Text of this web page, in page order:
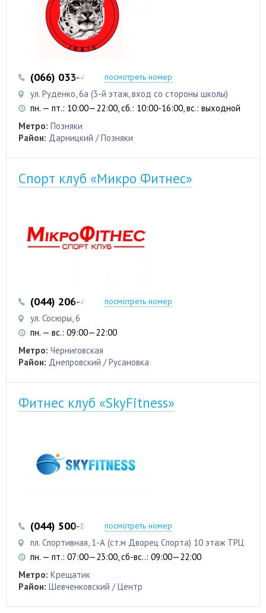
(066) 033-44-72 (073) 074-06-88
посмотреть номер
ул. Руденко, 6а (3-й этаж, вход со стороны школы)
пн. — пт.: 10:00—22:00, сб.: 10:00-16:00, вс.: выходной
Метро: Позняки
Район: Дарницкий / Позняки
Спорт клуб «Микро Фитнес»
(044) 206-45-00 (099) 735-08-49
посмотреть номер
ул. Сосюры, 6
пн. — вс.: 09:00—22:00
Метро: Черниговская
Район: Днепровский / Русановка
Фитнес клуб «SkyFitness»
(044) 500-83-38 (050) 337-88-94
посмотреть номер
пл. Спортивная, 1-А (ст.м Дворец Спорта) 10 этаж ТРЦ
пн. — пт.: 07:00—23:00, сб-вс..: 09:00—22:00
Метро: Крещатик
Район: Шевченковский / Центр